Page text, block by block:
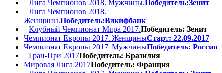
Лига Чемпионов 2018. Мужчины.Победитель:Зенит
Лига Чемпионов 2018.
Женщины.Победитель:Викифбанк
Клубный Чемпионат Мира 2017.Победитель: Зенит
Чемпионат Европы 2017. ЖенщиныСтарт: 22.09.2017
Чемпионат Европы 2017. МужчиныПобедитель: Россия
Гран-При 2017Победитель: Бразилия
Мировая Лига 2017Победитель: Франция